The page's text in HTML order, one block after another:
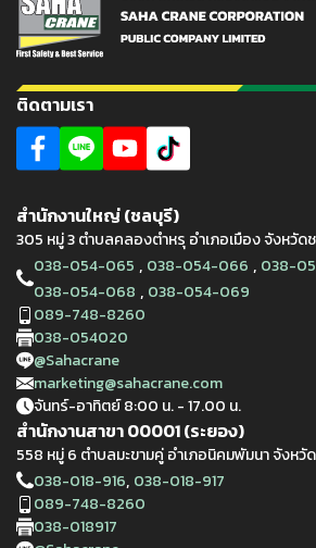
ติดตามเรา
สำนักงานใหญ่ (ชลบุรี)
305 หมู่ 3 ตำบลคลองตำหรุ อำเภอเมือง จังหวั
038-054-065 , 038-054-066 , 038-
038-054-068 , 038-054-069
089-748-8260
038-054020
@Sahacrane
marketing@sahacrane.com
จันทร์-อาทิตย์ 8:00 น. - 17.00 น.
สำนักงานสาขา 00001 (ระยอง)
558 หมู่ 6 ตำบลมะขามคู่ อำเภอนิคมพัมนา จังหวั
038-018-916, 038-018-917
089-748-8260
038-018917